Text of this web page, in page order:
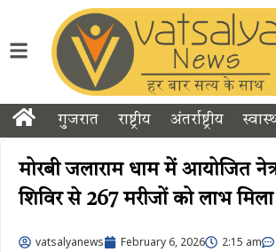
गुजरात राष्ट्रीय अंतर्राष्ट्रीय
मोरबी जलाराम धाम में आयोजित
शिविर से 267 मरीजों को लाभ मिला
vatsalyanews February 6, 2026 2:15 am